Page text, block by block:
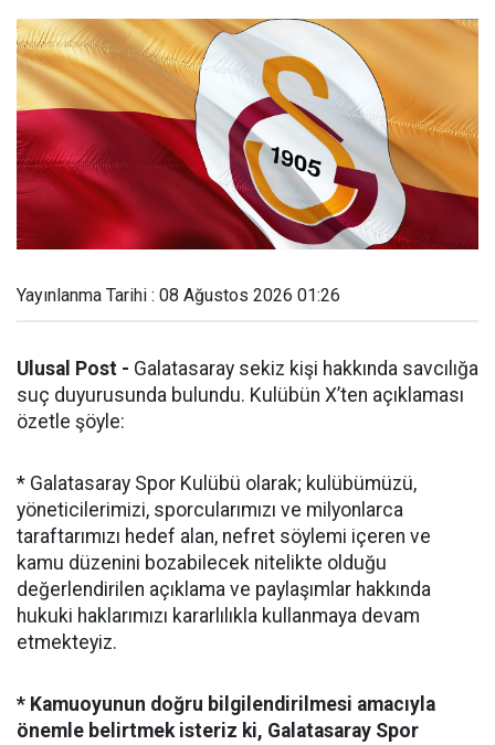
Yayınlanma Tarihi : 08 Ağustos 2026 01:26
Ulusal Post - Galatasaray sekiz kişi hakkında savcılığa
suç duyurusunda bulundu. Kulübün X’ten açıklaması
özetle şöyle:
* Galatasaray Spor Kulübü olarak; kulübümüzü,
yöneticilerimizi, sporcularımızı ve milyonlarca
taraftarımızı hedef alan, nefret söylemi içeren ve
kamu düzenini bozabilecek nitelikte olduğu
değerlendirilen açıklama ve paylaşımlar hakkında
hukuki haklarımızı kararlılıkla kullanmaya devam
etmekteyiz.
* Kamuoyunun doğru bilgilendirilmesi amacıyla
önemle belirtmek isteriz ki, Galatasaray Spor